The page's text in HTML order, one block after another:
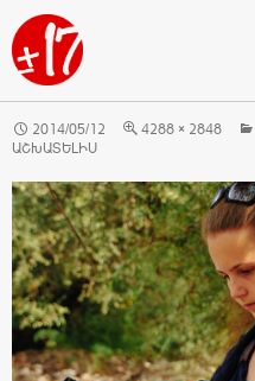
Որոնում
ԱՆՑՆԵԼ ԲՈՎԱՆԴԱԿՈՒԹՅԱՆԸ
2014/05/12 4288 × 2848
ԱՇԽԱՏԵԼԻՍ